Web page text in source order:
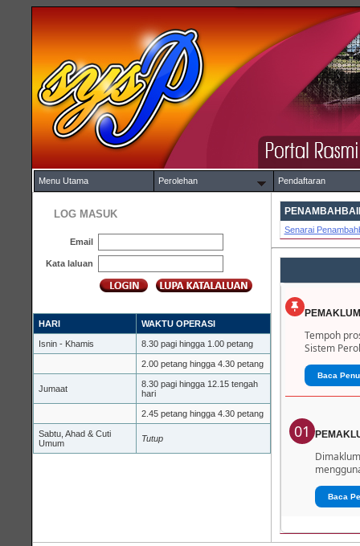
Menu Utama Perolehan Pendaftaran
LOG MASUK
Email
Kata laluan
HARI WAKTU OPERASI
Isnin - Khamis 8.30 pagi hingga 1.00 petang
2.00 petang hingga 4.30 petang
Jumaat
8.30 pagi hingga 12.15 tengah
hari
2.45 petang hingga 4.30 petang
Sabtu, Ahad & Cuti
Umum
Tutup
Senarai
Tempoh
Sistem
Baca
01
Baca